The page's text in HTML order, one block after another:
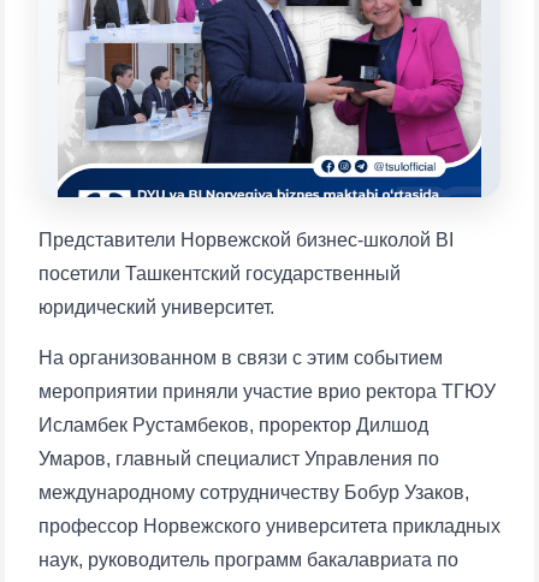
Представители Норвежской бизнес-школой BI
посетили Ташкентский государственный
юридический университет.
На организованном в связи с этим событием
мероприятии приняли участие врио ректора ТГЮУ
Исламбек Рустамбеков, проректор Дилшод
Умаров, главный специалист Управления по
международному сотрудничеству Бобур Узаков,
профессор Норвежского университета прикладных
наук, руководитель программ бакалавриата по
1. Документы (бакалавр) (5) 2. Документы (магистр) (4)
3. Собеседование (бакалавр) (8)
4. Собеседование (магистр) (5) 5. Стоимость обучения (2)
6. Онлайн-заявки (15) 7. Колл-центр (4)
✉️ Написать администратору